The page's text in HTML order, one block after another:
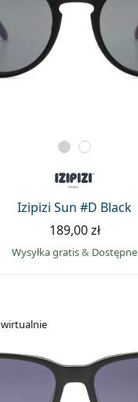
Izipizi Sun #D Black
189,00 zł
Wysyłka gratis& Dostępne
wirtualnie